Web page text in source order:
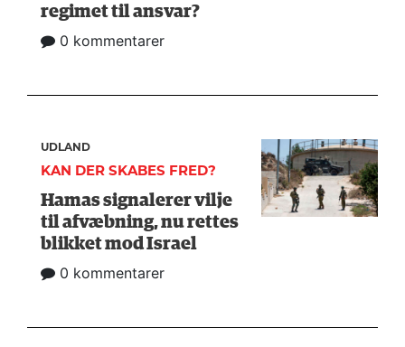
regimet til ansvar?
0 kommentarer
UDLAND
KAN DER SKABES FRED?
Hamas signalerer vilje
til afvæbning, nu rettes
blikket mod Israel
0 kommentarer